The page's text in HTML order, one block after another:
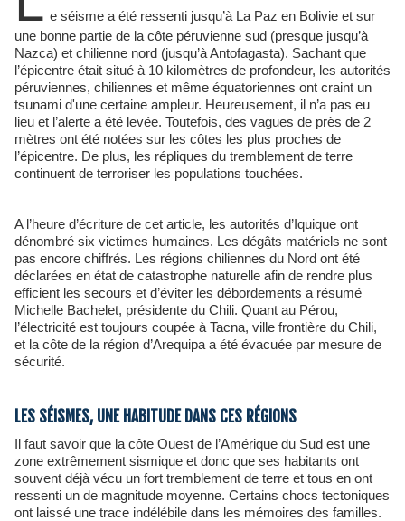
e séisme a été ressenti jusqu’à La Paz en Bolivie et sur
une bonne partie de la côte péruvienne sud (presque jusqu’à
Nazca) et chilienne nord (jusqu’à Antofagasta). Sachant que
l’épicentre était situé à 10 kilomètres de profondeur, les autorités
péruviennes, chiliennes et même équatoriennes ont craint un
tsunami d'une certaine ampleur. Heureusement, il n’a pas eu
lieu et l’alerte a été levée. Toutefois, des vagues de près de 2
mètres ont été notées sur les côtes les plus proches de
l’épicentre. De plus, les répliques du tremblement de terre
continuent de terroriser les populations touchées.
A l’heure d’écriture de cet article, les autorités d’Iquique ont
dénombré six victimes humaines. Les dégâts matériels ne sont
pas encore chiffrés. Les régions chiliennes du Nord ont été
déclarées en état de catastrophe naturelle afin de rendre plus
efficient les secours et d’éviter les débordements a résumé
Michelle Bachelet, présidente du Chili. Quant au Pérou,
l’électricité est toujours coupée à Tacna, ville frontière du Chili,
et la côte de la région d’Arequipa a été évacuée par mesure de
sécurité.
LES SÉISMES, UNE HABITUDE DANS CES RÉGIONS
Il faut savoir que la côte Ouest de l’Amérique du Sud est une
zone extrêmement sismique et donc que ses habitants ont
souvent déjà vécu un fort tremblement de terre et tous en ont
ressenti un de magnitude moyenne. Certains chocs tectoniques
ont laissé une trace indélébile dans les mémoires des familles.